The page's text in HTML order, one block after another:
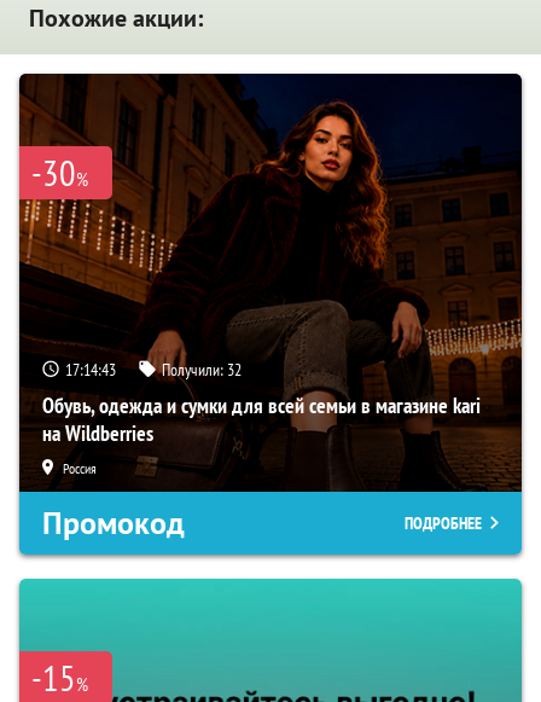
Похожие акции:
-30%
17:14:42 Получили: 32
Обувь, одежда и сумки для всей семьи в магазине kari
на Wildberries
Россия
Промокод ПОДРОБНЕЕ
-15%